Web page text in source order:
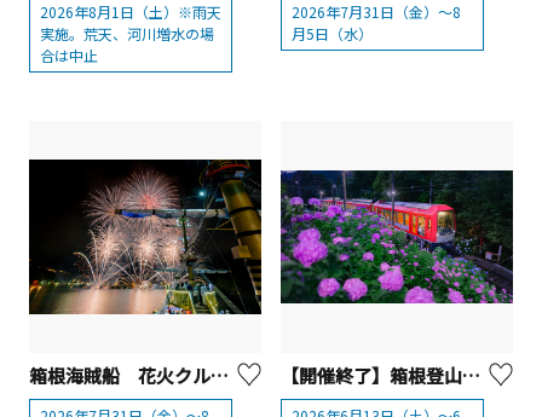
2026年8月1日（土）※雨天
実施。荒天、河川増水の場
合は中止
2026年7月31日（金）～8
月5日（水）
箱根海賊船 花火クルーズ2026 【開催終了】箱根登山鉄道「夜のあじさい号」運行